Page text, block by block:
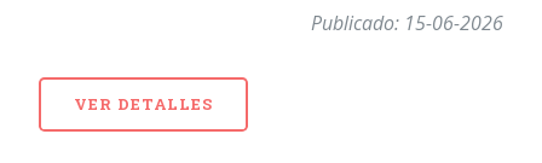
Publicado: 15-06-2026
VER DETALLES